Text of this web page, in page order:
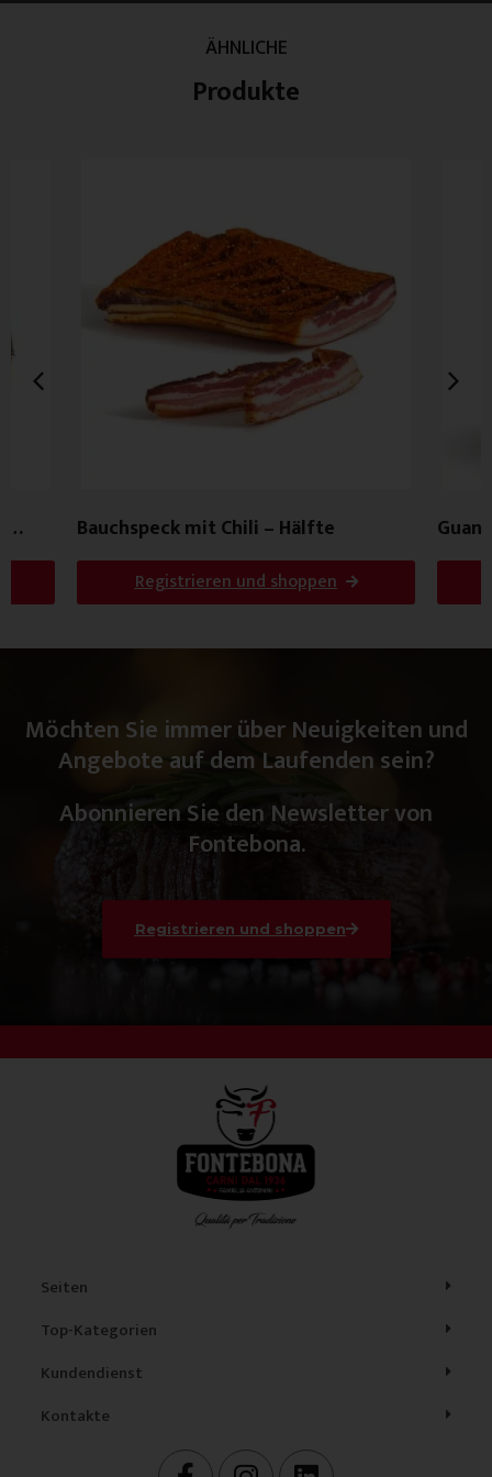
ÄHNLICHE
Produkte
Bauchspeck mit Chili – Hälfte
Registrieren und shoppen
Möchten Sie immer über Neuigkeiten und
Angebote auf dem Laufenden sein?
Abonnieren Sie den Newsletter von
Fontebona.
Registrieren und shoppen
Seiten
Top-Kategorien
Kundendienst
Kontakte
F I L